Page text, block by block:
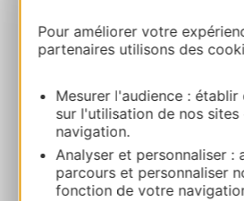
Pour améliorer votre
partenaires utilisons des
Mesurer l'audience :
sur l'utilisation de nos sites
navigation.
Analyser et personnaliser :
parcours et personnaliser
fonction de votre
Espace Bastide
20 Grande Rue 32310
Route & access
05 62 28 57 09